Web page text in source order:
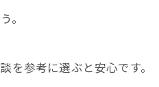
。
を参考に選ぶと安心です。